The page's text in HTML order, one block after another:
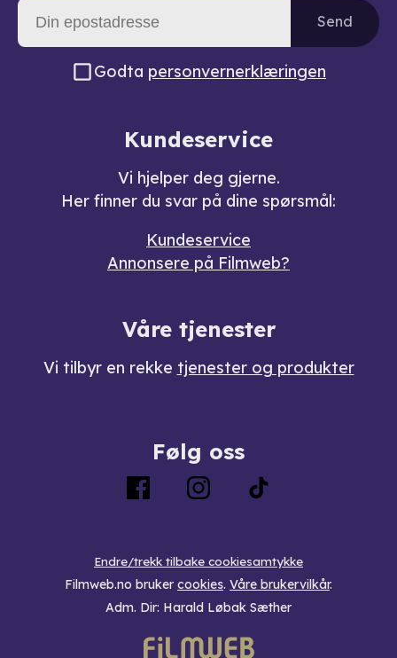
Send
Godta personvernerklæringen
Kundeservice
Vi hjelper deg gjerne.
Her finner du svar på dine spørsmål:
Kundeservice
Annonsere på Filmweb?
Våre tjenester
Vi tilbyr en rekke tjenester og produkter
Følg oss
Endre/trekk tilbake cookiesamtykke
Filmweb.no bruker cookies. Våre brukervilkår.
Adm. Dir: Harald Løbak Sæther